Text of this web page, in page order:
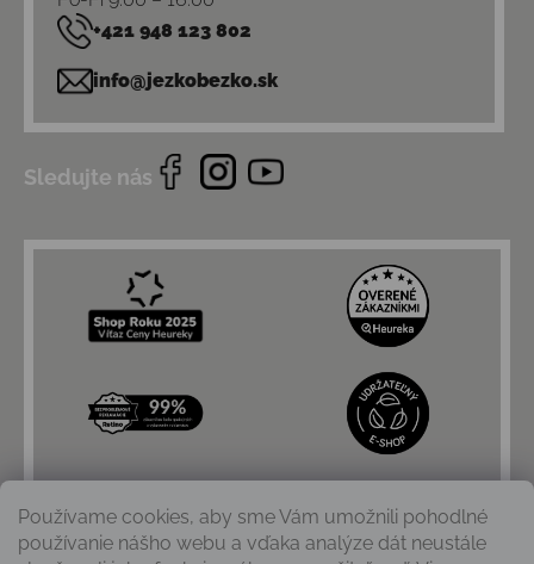
Používame cookies, aby sme Vám umožnili pohodlné
používanie nášho webu a vďaka analýze dát neustále
+421 948 123 802
info@jezkobezko.sk
Sledujte nás